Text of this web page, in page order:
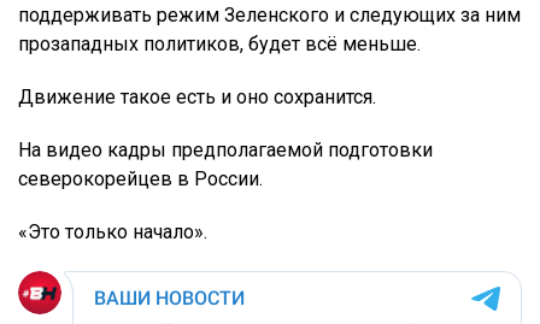
поддерживать режим Зеленского и следующих за ним
прозападных политиков, будет всё меньше.
Движение такое есть и оно сохранится.
На видео кадры предполагаемой подготовки
северокорейцев в России.
«Это только начало».